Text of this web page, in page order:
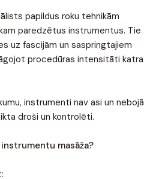
papildus roku tehnikām
paredzētus instrumentus. Tie
uz fascijām un saspringtajiem
procedūras intensitāti katra
instrumenti nav asi un nebojā
droši un kontrolēti.
masāža?